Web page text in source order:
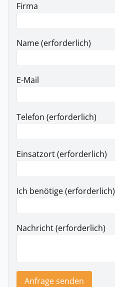
Firma
Name (erforderlich)
E-Mail
Telefon (erforderlich)
Einsatzort (erforderlich)
Ich benötige (erforderlich)
Nachricht (erforderlich)
Anfrage senden